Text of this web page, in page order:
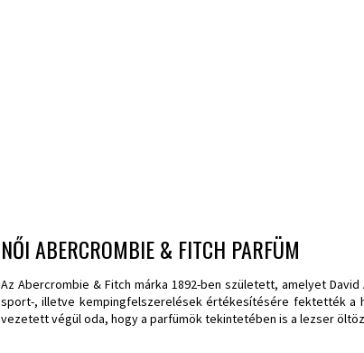
NŐI ABERCROMBIE & FITCH PARFÜM
Az Abercrombie & Fitch márka 1892-ben született, amelyet
sport-, illetve kempingfelszerelések értékesítésére fektették a
vezetett végül oda, hogy a parfümök tekintetében is a lezser